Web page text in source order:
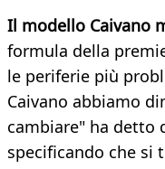
Il modello Caivano
formula della
le periferie più
Caivano abbiamo
cambiare" ha detto
specificando che si